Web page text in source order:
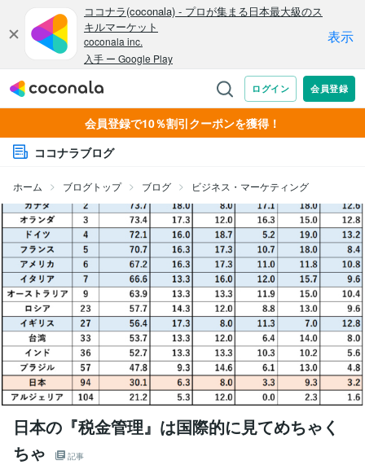
会員登録で10％割引クーポンを獲得！
ココナラブログ
ホーム ブログトップ ブログ ビジネス・マーケティング
日本の『税金管理』は国際的に見てめちゃく
ちゃ
記事